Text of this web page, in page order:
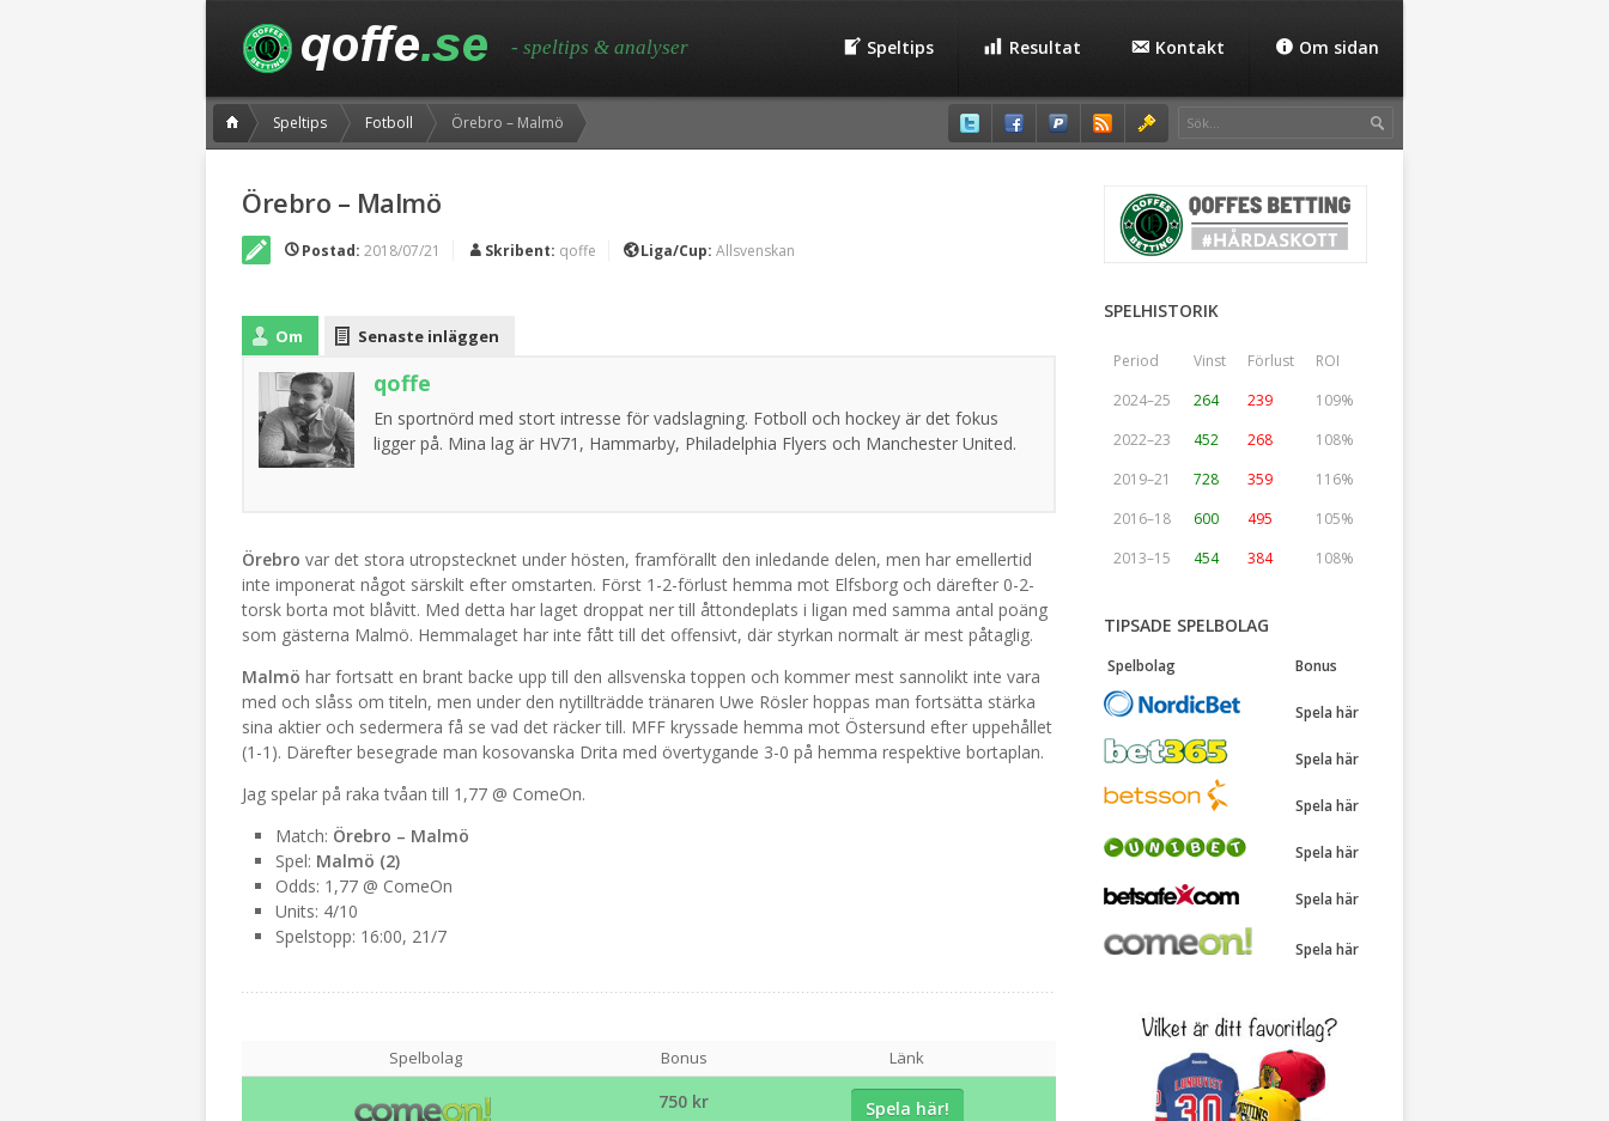
- speltips & analyser Speltips Resultat Kontakt Om sidan
Speltips Fotboll Örebro – Malmö
Örebro – Malmö
Postad: 2018/07/21 Skribent: qoffe Liga/Cup: Allsvenskan
Om Senaste inläggen
qoffe
En sportnörd med stort intresse för vadslagning. Fotboll och hockey är det fokus
ligger på. Mina lag är HV71, Hammarby, Philadelphia Flyers och Manchester United.
Örebro var det stora utropstecknet under hösten, framförallt den inledande delen, men har emellertid
inte imponerat något särskilt efter omstarten. Först 1-2-förlust hemma mot Elfsborg och därefter 0-2-
torsk borta mot blåvitt. Med detta har laget droppat ner till åttondeplats i ligan med samma antal poäng
som gästerna Malmö. Hemmalaget har inte fått till det offensivt, där styrkan normalt är mest påtaglig.
Malmö har fortsatt en brant backe upp till den allsvenska toppen och kommer mest sannolikt inte vara
med och slåss om titeln, men under den nytillträdde tränaren Uwe Rösler hoppas man fortsätta stärka
sina aktier och sedermera få se vad det räcker till. MFF kryssade hemma mot Östersund efter uppehållet
(1-1). Därefter besegrade man kosovanska Drita med övertygande 3-0 på hemma respektive bortaplan.
Jag spelar på raka tvåan till 1,77 @ ComeOn.
Match: Örebro – Malmö
Spel: Malmö (2)
Odds: 1,77 @ ComeOn
Units: 4/10
Spelstopp: 16:00, 21/7
Spelbolag Bonus Länk
750 kr Spela här!
SPELHISTORIK
Period Vinst Förlust
ROI
2024–25
264 239
109%
2022–23
452 268
108%
2019–21
728 359
116%
2016–18
600 495
105%
2013–15
454 384 108%
TIPSADE SPELBOLAG
Spelbolag Bonus
Spela här
Spela här
Spela här
Spela här
Spela här
Spela här